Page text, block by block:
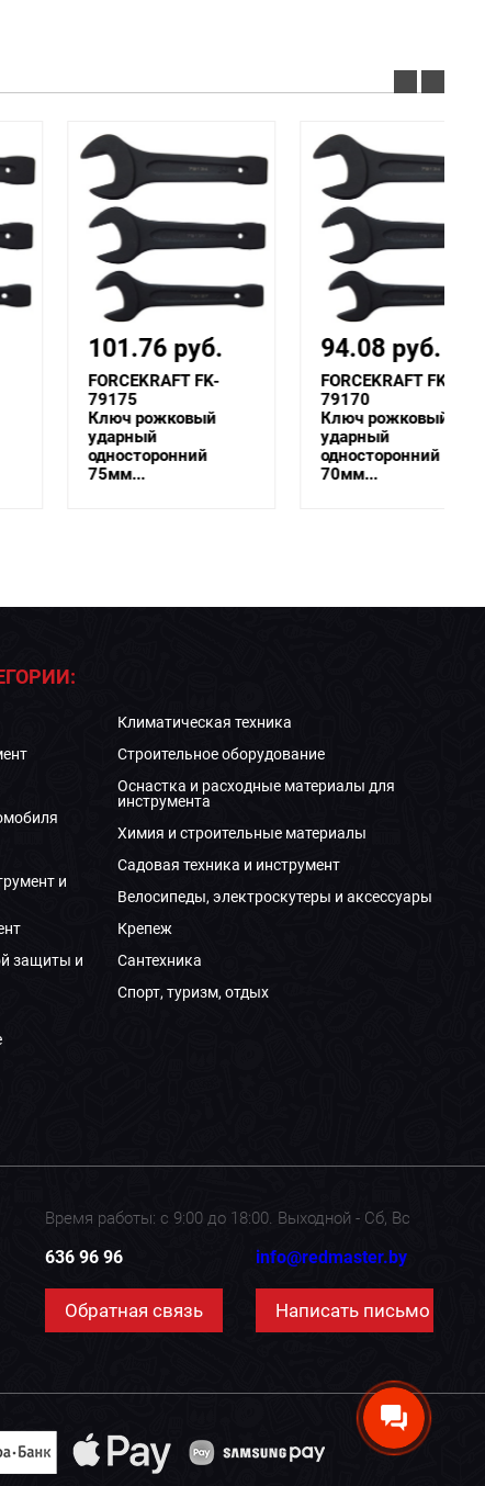
101.76 руб.
FORCEKRAFT FK-
Ключ рожковый
односторонний
94.08 руб.
FORCEKRAFT FK-
Ключ рожковый
односторонний
и
защиты и
Климатическая техника
Строительное оборудование
Оснастка и расходные материалы для
инструмента
Химия и строительные материалы
Садовая техника и инструмент
Велосипеды, электроскутеры и аксессуары
Крепеж
Сантехника
Спорт, туризм, отдых
Время работы: с 9:00 до 18:00. Выходной - Сб, Вс
636 96 96
Обратная связь
info@redmaster.by
Написать письмо